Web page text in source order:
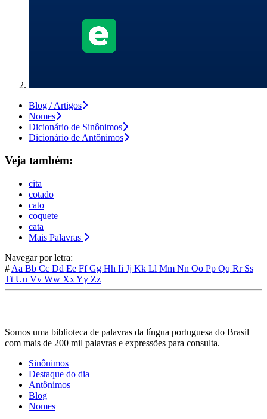
Blog / Artigos
Nomes
Dicionário de Sinônimos
Dicionário de Antônimos
Veja também:
cita
cotado
cato
coquete
cata
Mais Palavras
Navegar por letra:
# Aa Bb Cc Dd Ee FfGg Hh Ii Jj Kk Ll Mm Nn Oo Pp Qq Rr Ss
Tt Uu Vv Ww XxYy Zz
Somos uma biblioteca de palavras da língua portuguesa do Brasil
com mais de 200 mil palavras e expressões para consulta.
Sinônimos
Destaque do dia
Antônimos
Blog
Nomes